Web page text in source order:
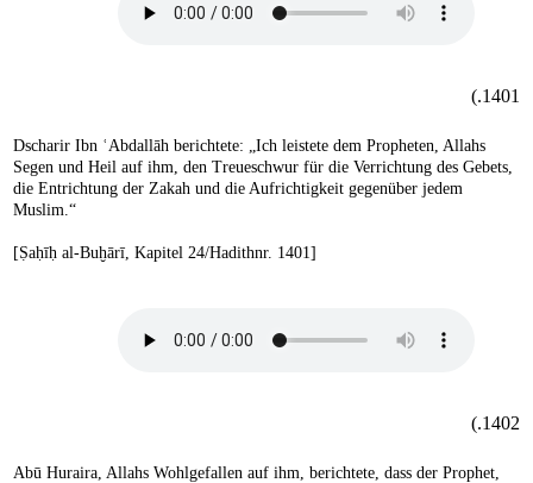
1401.)
Dscharir Ibn ʿAbdallāh berichtete: „Ich leistete dem Propheten, Allahs
Segen und Heil auf ihm, den Treueschwur für die Verrichtung des Gebets,
die Entrichtung der Zakah und die Aufrichtigkeit gegenüber jedem
Muslim.“
[Ṣaḥīḥ al-Buḫārī, Kapitel 24/Hadithnr. 1401]
1402.)
Abū Huraira, Allahs Wohlgefallen auf ihm, berichtete, dass der Prophet,